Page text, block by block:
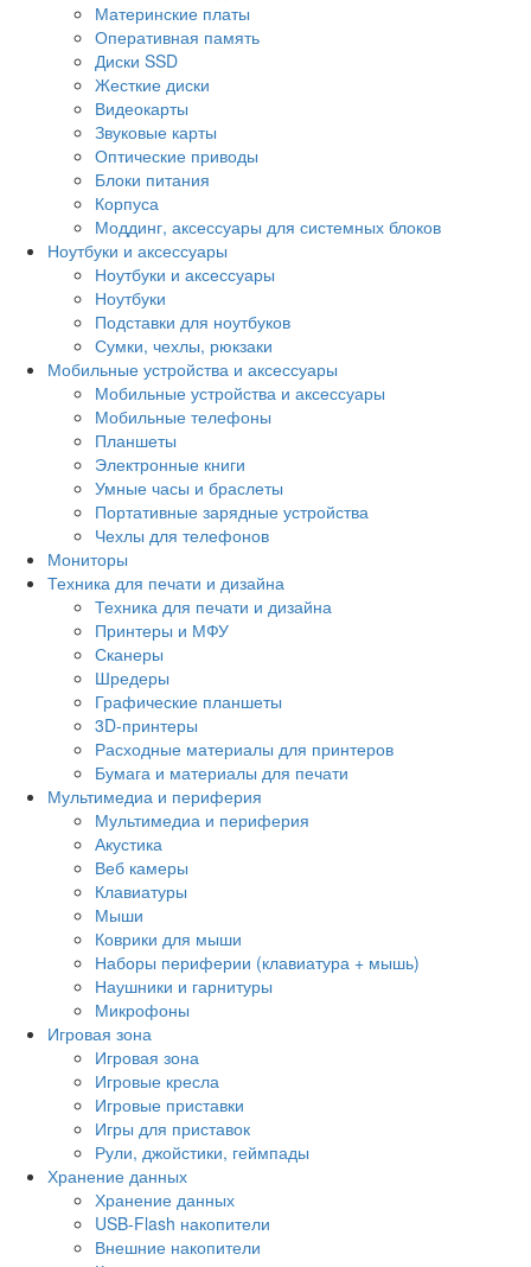
Материнские платы
Оперативная память
Диски SSD
Жесткие диски
Видеокарты
Звуковые карты
Оптические приводы
Блоки питания
Корпуса
Моддинг, аксессуары для системных блоков
Ноутбуки и аксессуары
Ноутбуки и аксессуары
Ноутбуки
Подставки для ноутбуков
Сумки, чехлы, рюкзаки
Мобильные устройства и аксессуары
Мобильные устройства и аксессуары
Мобильные телефоны
Планшеты
Электронные книги
Умные часы и браслеты
Портативные зарядные устройства
Чехлы для телефонов
Мониторы
Техника для печати и дизайна
Техника для печати и дизайна
Принтеры и МФУ
Сканеры
Шредеры
Графические планшеты
3D-принтеры
Расходные материалы для принтеров
Бумага и материалы для печати
Мультимедиа и периферия
Мультимедиа и периферия
Акустика
Веб камеры
Клавиатуры
Мыши
Коврики для мыши
Наборы периферии (клавиатура + мышь)
Наушники и гарнитуры
Микрофоны
Игровая зона
Игровая зона
Игровые кресла
Игровые приставки
Игры для приставок
Рули, джойстики, геймпады
Хранение данных
Хранение данных
USB-Flash накопители
Внешние накопители